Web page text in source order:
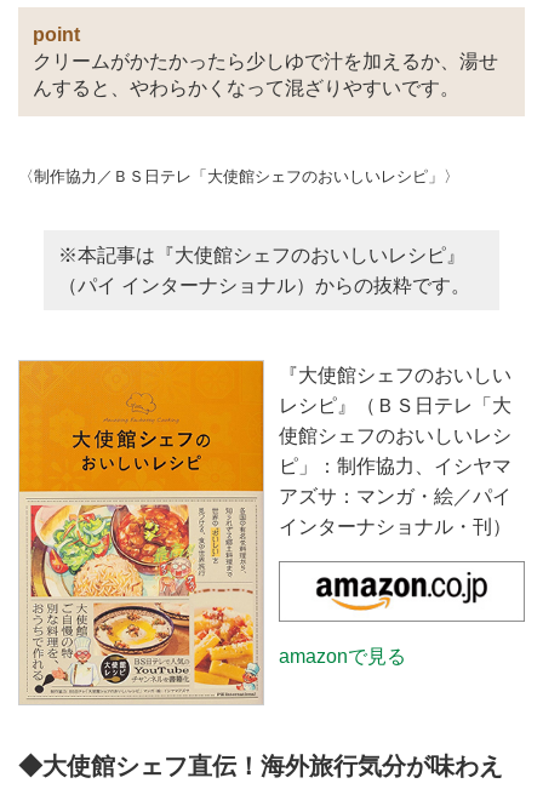
point
クリームがかたかったら少しゆで汁を加えるか、湯せ
んすると、やわらかくなって混ざりやすいです。
〈制作協力／ＢＳ日テレ「大使館シェフのおいしいレシピ」〉
※本記事は『大使館シェフのおいしいレシピ』
（パイ インターナショナル）からの抜粋です。
『大使館シェフのおいしい
レシピ』（ＢＳ日テレ「大
使館シェフのおいしいレシ
ピ」：制作協力、イシヤマ
アズサ：マンガ・絵／パイ
インターナショナル・刊）
amazonで見る
◆大使館シェフ直伝！海外旅行気分が味わえ